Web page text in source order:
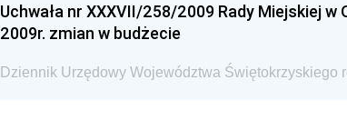
Uchwała nr XXXVII/258/2009 Rady Miejskiej
2009r. zmian w budżecie